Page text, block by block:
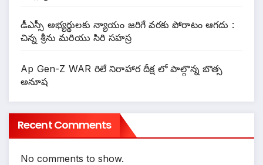
డీఎస్సీ అభ్యర్థులకు న్యాయం జరిగే వరకు పోరాటం ఆగదు :
చిన్న శ్రీను మరియు సిరి సహస్ర
Ap Gen-Z WAR రిలే నిరాహార దీక్ష లో పాల్గొన్న బొత్స
అనూష
Recent Comments
No comments to show.